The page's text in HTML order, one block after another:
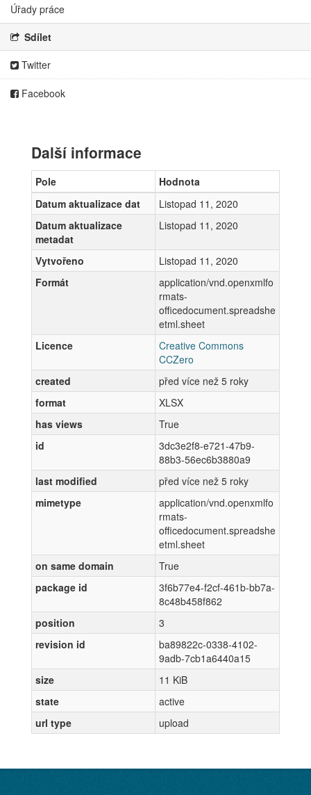
Úřady práce
Sdílet
Twitter
Facebook
Další informace
Pole
Hodnota
Datum aktualizace dat
Listopad 11, 2020
Datum aktualizace
metadat
Listopad 11, 2020
Vytvořeno
Listopad 11, 2020
Formát
application/vnd.openxmlfo
rmats-
officedocument.spreadshe
etml.sheet
Licence
Creative Commons
CCZero
created
před více než 5 roky
format
XLSX
has views
True
id
3dc3e2f8-e721-47b9-
88b3-56ec6b3880a9
last modified
před více než 5 roky
mimetype
application/vnd.openxmlfo
rmats-
officedocument.spreadshe
etml.sheet
on same domain
True
package id
3f6b77e4-f2cf-461b-bb7a-
8c48b458f862
position
3
revision id
ba89822c-0338-4102-
9adb-7cb1a6440a15
size
11 KiB
state
active
url type
upload